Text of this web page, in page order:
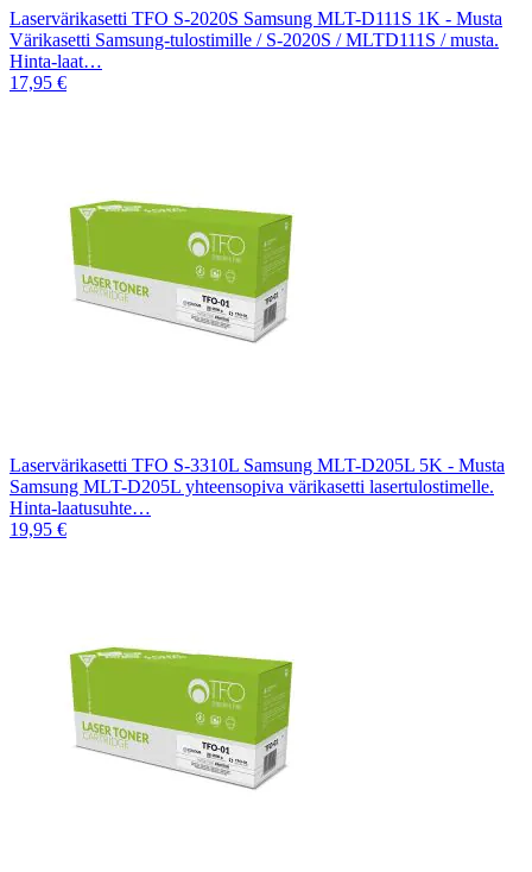
Laservärikasetti TFO S-2020S Samsung MLT-D111S 1K - Musta
Värikasetti Samsung-tulostimille / S-2020S / MLTD111S / musta.
Hinta-laat…
17,95 €
Laservärikasetti TFO S-3310L Samsung MLT-D205L 5K - Musta
Samsung MLT-D205L yhteensopiva värikasetti lasertulostimelle.
Hinta-laatusuhte…
19,95 €